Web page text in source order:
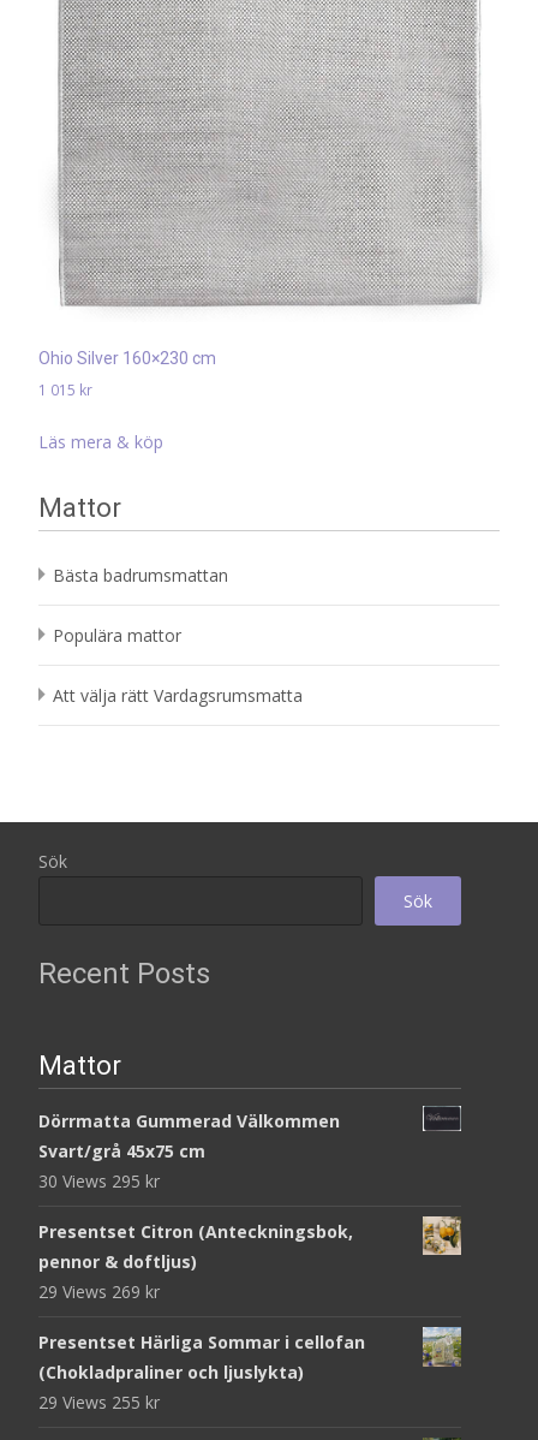
Ohio Silver 160×230 cm
1 015 kr
Läs mera & köp
Mattor
Bästa badrumsmattan
Populära mattor
Att välja rätt Vardagsrumsmatta
Sök
Sök
Recent Posts
Mattor
Dörrmatta Gummerad Välkommen
Svart/grå 45x75 cm
30 Views 295 kr
Presentset Citron (Anteckningsbok,
pennor & doftljus)
29 Views 269 kr
Presentset Härliga Sommar i cellofan
(Chokladpraliner och ljuslykta)
29 Views 255 kr